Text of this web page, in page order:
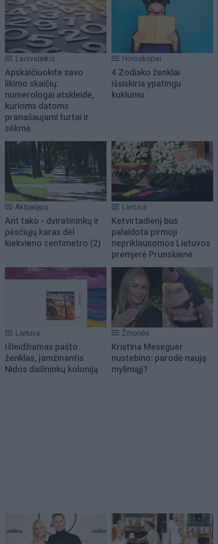
Laisvalaikis
Apskaičiuokite savo
likimo skaičių:
numerologai atskleidė,
kurioms datoms
pranašaujami turtai ir
sėkmė
Horoskopai
4 Zodiako ženklai
išsiskiria ypatingu
kuklumu
Aktualijos
Ant tako - dviratininkų ir
pėsčiųjų karas dėl
kiekvieno centimetro (2)
Lietuva
Ketvirtadienį bus
palaidota pirmoji
nepriklausomos Lietuvos
premjerė Prunskienė
Lietuva
Išleidžiamas pašto
ženklas, įamžinantis
Nidos dailininkų koloniją
Žmonės
Kristina Meseguer
nustebino: parodė naują
mylimąjį?